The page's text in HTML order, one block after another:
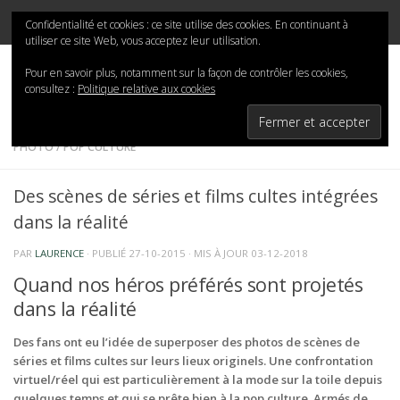
Skip to content
Mina-San
PHOTO/POP CULTURE
Des scènes de séries et films cultes intégrées
dans la réalité
PAR LAURENCE · PUBLIÉ 27-10-2015 · MIS À JOUR 03-12-2018
Quand nos héros préférés sont projetés
dans la réalité
Des fans ont eu l’idée de superposer des photos de scènes de
séries et films cultes sur leurs lieux originels. Une confrontation
virtuel/réel qui est particulièrement à la mode sur la toile depuis
Confidentialité et cookies : ce site utilise des cookies. En continuant à
utiliser ce site Web, vous acceptez leur utilisation.
Pour en savoir plus, notamment sur la façon de contrôler les cookies,
consultez : Politique relative aux cookies